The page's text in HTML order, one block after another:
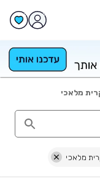
מלאכי